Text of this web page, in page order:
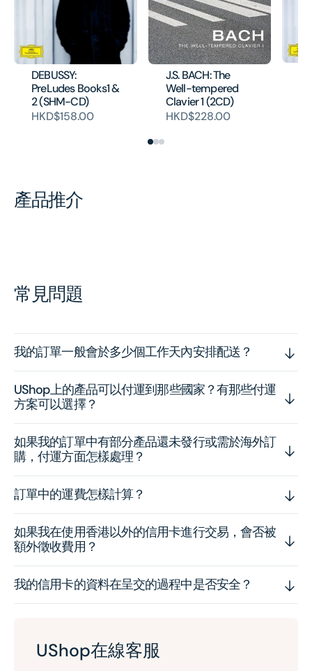
DEBUSSY:
PreLudes Books1 &
2 (SHM-CD)
HKD$158.00
J.S. BACH: The
Well-tempered
Clavier 1 (2CD)
HKD$228.00
產品推介
常見問題
我的訂單一般會於多少個工作天內安排配送？
UShop上的產品可以付運到那些國家？有那些付運
方案可以選擇？
如果我的訂單中有部分產品還未發行或需於海外訂
購，付運方面怎樣處理？
訂單中的運費怎樣計算？
如果我在使用香港以外的信用卡進行交易，會否被
額外徵收費用？
我的信用卡的資料在呈交的過程中是否安全？
UShop在線客服